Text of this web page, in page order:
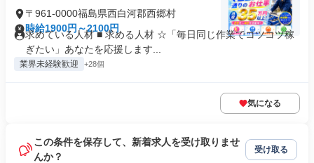
〒961-0000福島県西白河郡西郷村
時給1900円～2100円
求めている人材 ■ 求める人材 ☆「毎日同じ作業でコツコツ稼
ぎたい」あなたを応援します...
業界未経験歓迎 +28個
気になる
この条件を保存して、新着求人を受け取りませ
んか？
受け取る